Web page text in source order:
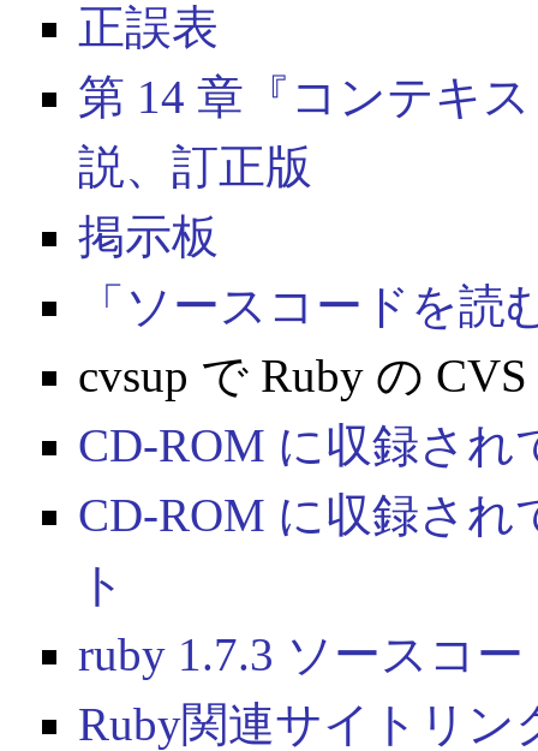
正誤表
第 14 章『コンテキ
説、訂正版
掲示板
「ソースコードを読
cvsup で Ruby の
CD-ROM に収録さ
CD-ROM に収録さ
ト
ruby 1.7.3 ソースコ
Ruby関連サイトリン